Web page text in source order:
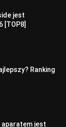
jest
[TOP8]
Ranking
jest